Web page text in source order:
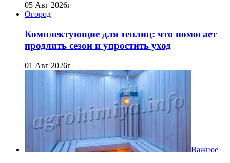
05 Авг 2026г
Огород
Комплектующие для теплиц: что помогает
продлить сезон и упростить уход
01 Авг 2026г
Важное